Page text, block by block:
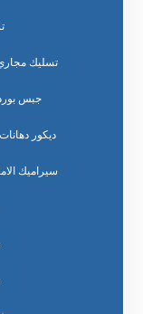
تسليك
جبس
ديكور
سيراميك